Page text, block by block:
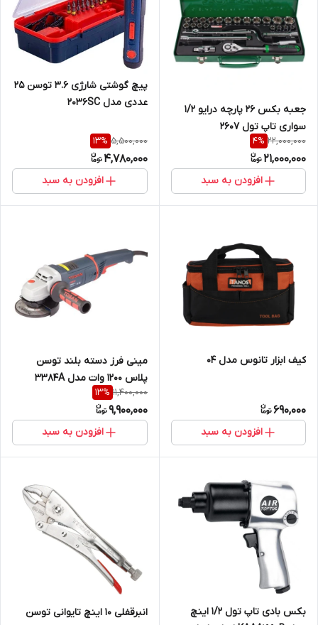
جعبه بکس ۲۶ پارچه درایو ۱/۲
سواری تاپ تول ۲۶۰۷
22,000,000
4%
21,000,000
افزودن به سبد
پیچ گوشتی شارژی 3.6 توسن 25
عددی مدل 2036SC
5,500,000
13%
4,780,000
افزودن به سبد
کیف ابزار تانوس مدل 04
690,000
افزودن به سبد
مینی فرز دسته بلند توسن
پلاس 1200 وات مدل 3384A
11,400,000
13%
9,900,000
افزودن به سبد
بکس بادی تاپ تول 1/2 اینچ
انبرقفلی 10 اینچ تایوانی توسن